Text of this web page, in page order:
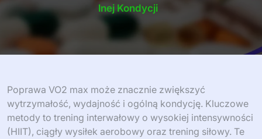
Lnej Kondycji
Poprawa VO2 max może znacznie zwiększyć
wytrzymałość, wydajność i ogólną kondycję. Kluczowe
metody to trening interwałowy o wysokiej intensywności
(HIIT), ciągły wysiłek aerobowy oraz trening siłowy. Te